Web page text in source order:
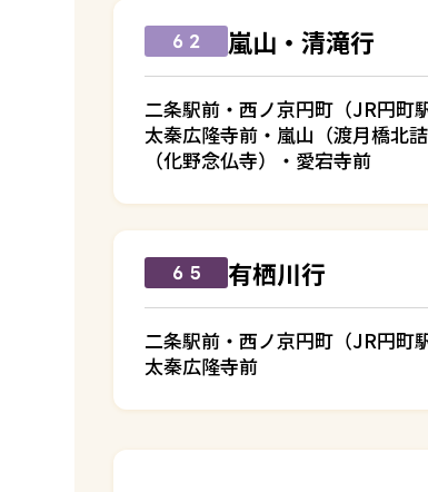
６２ 嵐山・清滝行
二条駅前・西ノ京円町（JR円町
太秦広隆寺前・嵐山（渡月橋北
（化野念仏寺）・愛宕寺前
６５ 有栖川行
二条駅前・西ノ京円町（JR円町
太秦広隆寺前